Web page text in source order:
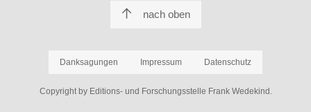
nach oben
Danksagungen Impressum Datenschutz
Copyright by Editions- und Forschungsstelle Frank Wedekind.